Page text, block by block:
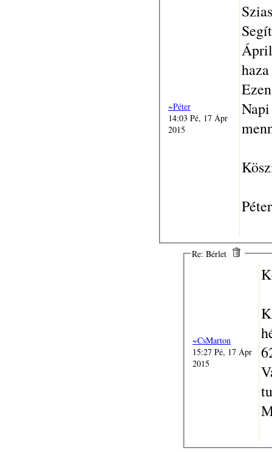
~Péter
14:03 Pé, 17 Ápr
2015
Péter
Re: Bérlet
~CsMarton
15:27 Pé, 17 Ápr
2015